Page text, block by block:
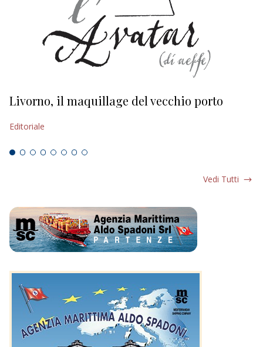
Livorno, il maquillage del vecchio porto
Editoriale
Vedi Tutti